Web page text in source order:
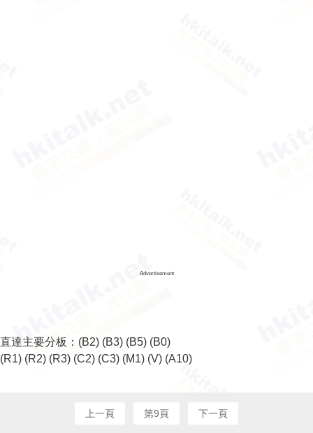
Advertisement
直達主要分板： (B2) (B3) (B5) (B0)
(R1) (R2) (R3) (C2) (C3) (M1) (V) (A10)
上一頁 第9頁 下一頁